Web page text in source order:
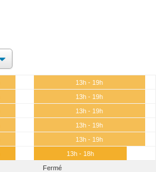
13h - 19h
13h - 19h
13h - 19h
13h - 19h
13h - 19h
13h - 18h
Fermé